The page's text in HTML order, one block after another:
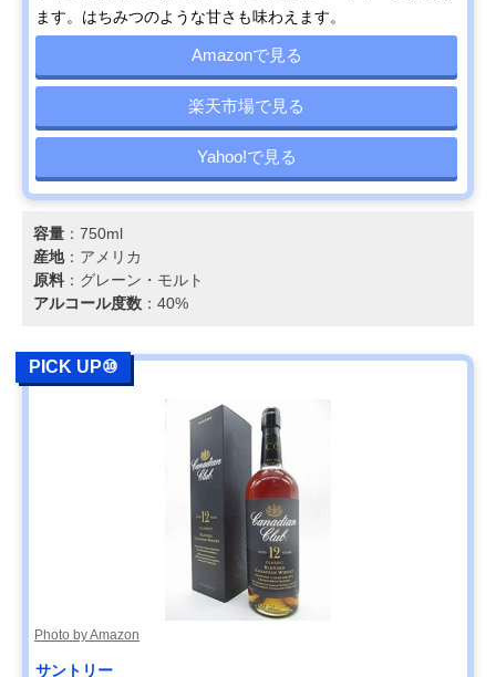
ます。はちみつのような甘さも味わえます。
Amazonで見る
楽天市場で見る
Yahoo!で見る
容量 ：750ml
産地：アメリカ
原料 ：グレーン・モルト
アルコール度数 ：40%
PICK UP⑩
Photo by Amazon
サントリー